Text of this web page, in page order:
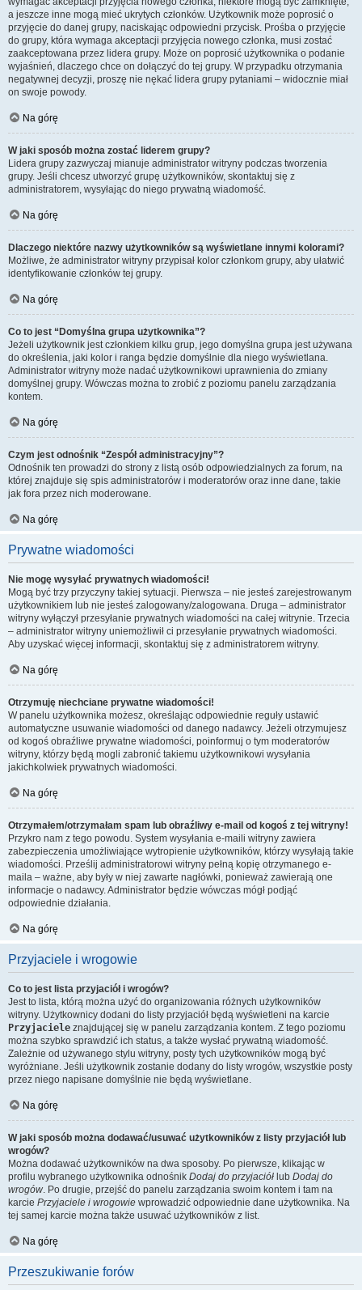
a jeszcze inne mogą mieć ukrytych członków. Użytkownik może poprosić o
przyjęcie do danej grupy, naciskając odpowiedni przycisk. Prośba o przyjęcie
do grupy, która wymaga akceptacji przyjęcia nowego członka, musi zostać
zaakceptowana przez lidera grupy. Może on poprosić użytkownika o podanie
wyjaśnień, dlaczego chce on dołączyć do tej grupy. W przypadku otrzymania
negatywnej decyzji, proszę nie nękać lidera grupy pytaniami – widocznie miał
on swoje powody.
Na górę
W jaki sposób można zostać liderem grupy?
Lidera grupy zazwyczaj mianuje administrator witryny podczas tworzenia
grupy. Jeśli chcesz utworzyć grupę użytkowników, skontaktuj się z
administratorem, wysyłając do niego prywatną wiadomość.
Na górę
Dlaczego niektóre nazwy użytkowników są wyświetlane innymi kolorami?
Możliwe, że administrator witryny przypisał kolor członkom grupy, aby ułatwić
identyfikowanie członków tej grupy.
Na górę
Co to jest “Domyślna grupa użytkownika”?
Jeżeli użytkownik jest członkiem kilku grup, jego domyślna grupa jest używana
do określenia, jaki kolor i ranga będzie domyślnie dla niego wyświetlana.
Administrator witryny może nadać użytkownikowi uprawnienia do zmiany
domyślnej grupy. Wówczas można to zrobić z poziomu panelu zarządzania
kontem.
Na górę
Czym jest odnośnik “Zespół administracyjny”?
Odnośnik ten prowadzi do strony z listą osób odpowiedzialnych za forum, na
której znajduje się spis administratorów i moderatorów oraz inne dane, takie
jak fora przez nich moderowane.
Na górę
Prywatne wiadomości
Nie mogę wysyłać prywatnych wiadomości!
Mogą być trzy przyczyny takiej sytuacji. Pierwsza – nie jesteś zarejestrowanym
użytkownikiem lub nie jesteś zalogowany/zalogowana. Druga – administrator
witryny wyłączył przesyłanie prywatnych wiadomości na całej witrynie. Trzecia
– administrator witryny uniemożliwił ci przesyłanie prywatnych wiadomości.
Aby uzyskać więcej informacji, skontaktuj się z administratorem witryny.
Na górę
Otrzymuję niechciane prywatne wiadomości!
W panelu użytkownika możesz, określając odpowiednie reguły ustawić
automatyczne usuwanie wiadomości od danego nadawcy. Jeżeli otrzymujesz
od kogoś obraźliwe prywatne wiadomości, poinformuj o tym moderatorów
witryny, którzy będą mogli zabronić takiemu użytkownikowi wysyłania
jakichkolwiek prywatnych wiadomości.
Na górę
Otrzymałem/otrzymałam spam lub obraźliwy e-mail od kogoś z tej witryny!
Przykro nam z tego powodu. System wysyłania e-maili witryny zawiera
zabezpieczenia umożliwiające wytropienie użytkowników, którzy wysyłają takie
wiadomości. Prześlij administratorowi witryny pełną kopię otrzymanego e-
maila – ważne, aby były w niej zawarte nagłówki, ponieważ zawierają one
informacje o nadawcy. Administrator będzie wówczas mógł podjąć
odpowiednie działania.
Na górę
Przyjaciele i wrogowie
Co to jest lista przyjaciół i wrogów?
Jest to lista, którą można użyć do organizowania różnych użytkowników
witryny. Użytkownicy dodani do listy przyjaciół będą wyświetleni na karcie
Przyjaciele znajdującej się w panelu zarządzania kontem. Z tego poziomu
można szybko sprawdzić ich status, a także wysłać prywatną wiadomość.
Zależnie od używanego stylu witryny, posty tych użytkowników mogą być
wyróżniane. Jeśli użytkownik zostanie dodany do listy wrogów, wszystkie posty
przez niego napisane domyślnie nie będą wyświetlane.
Na górę
W jaki sposób można dodawać/usuwać użytkowników z listy przyjaciół lub
wrogów?
Można dodawać użytkowników na dwa sposoby. Po pierwsze, klikając w
profilu wybranego użytkownika odnośnik Dodaj do przyjaciół lub Dodaj do
wrogów. Po drugie, przejść do panelu zarządzania swoim kontem i tam na
karcie Przyjaciele i wrogowie wprowadzić odpowiednie dane użytkownika. Na
tej samej karcie można także usuwać użytkowników z list.
Na górę
Przeszukiwanie forów